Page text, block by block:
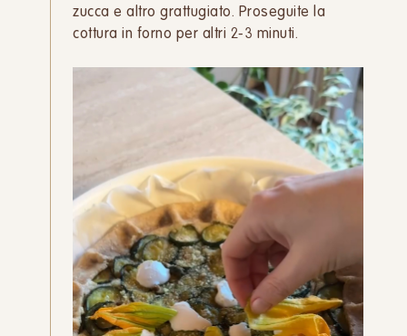
zucca e altro grattugiato. Proseguite la
cottura in forno per altri 2-3 minuti.